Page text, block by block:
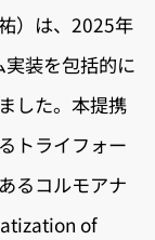
）は、2025年
装を包括的に
した。本提携
トライフォー
るコルモアナ
of